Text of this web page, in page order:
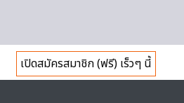
เปิดสมัครสมาชิก (ฟรี) เร็วๆ นี้